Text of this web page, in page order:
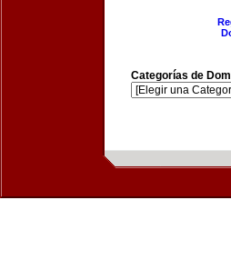
Categorías de